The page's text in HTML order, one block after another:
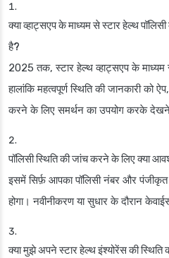
क्या व्हाट्सएप के माध्यम से स्टार हेल्थ
है?
2025 तक, स्टार हेल्थ व्हाट्सएप के
हालांकि महत्वपूर्ण स्थिति की जानकारी को
करने के लिए समर्थन का उपयोग करके देखने
पॉलिसी स्थिति की जांच करने के लिए क्या
इसमें सिर्फ़ आपका पॉलिसी नंबर और
होगा। नवीनीकरण या सुधार के दौरान
क्या मुझे अपने स्टार हेल्थ इंश्योरेंस की स्थिति